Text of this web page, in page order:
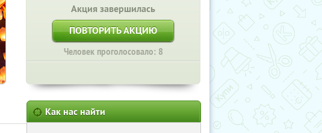
Акция завершилась
ПОВТОРИТЬ АКЦИЮ
Человек проголосовало: 8
Как нас найти